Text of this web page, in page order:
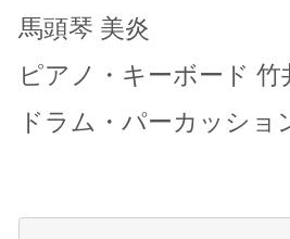
馬頭琴 美炎
ピアノ・キーボード 竹
ドラム・パーカッショ